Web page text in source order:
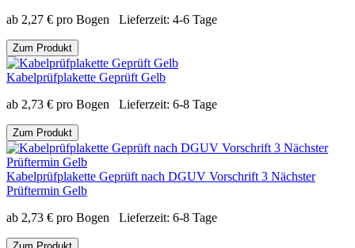
ab 2,27 € pro Bogen Lieferzeit: 4-6 Tage
Zum Produkt
Kabelprüfplakette Geprüft Gelb
ab 2,73 € pro Bogen Lieferzeit: 6-8 Tage
Zum Produkt
Kabelprüfplakette Geprüft nach DGUV Vorschrift 3 Nächster
Prüftermin Gelb
ab 2,73 € pro Bogen Lieferzeit: 6-8 Tage